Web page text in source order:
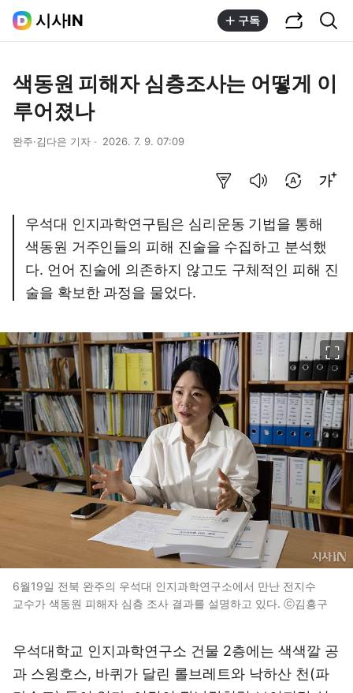
시사IN 구독
색동원 피해자 심층조사는 어떻게 이
루어졌나
완주·김다은 기자 2026. 7. 9. 07:09
우석대 인지과학연구팀은 심리운동 기법을 통해
색동원 거주인들의 피해 진술을 수집하고 분석했
다. 언어 진술에 의존하지 않고도 구체적인 피해 진
술을 확보한 과정을 물었다.
6월19일 전북 완주의 우석대 인지과학연구소에서 만난 전지수
교수가 색동원 피해자 심층 조사 결과를 설명하고 있다. ⓒ김흥구
우석대학교 인지과학연구소 건물 2층에는 색색깔 공
과 스윙호스, 바퀴가 달린 롤브레트와 낙하산 천(파